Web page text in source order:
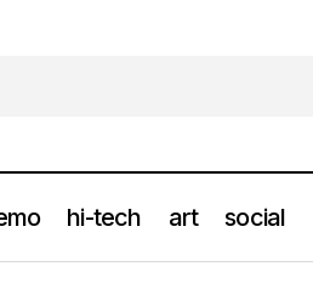
hi-tech art social